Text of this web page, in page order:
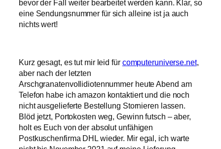
bevor der Fall weiter bearbeitet werden kann. Klar, so
eine Sendungsnummer für sich alleine ist ja auch
nichts wert!
Kurz gesagt, es tut mir leid für computeruniverse.net,
aber nach der letzten
Arschgranatenvollidiotennummer heute Abend am
Telefon habe ich amazon kontaktiert und die noch
nicht ausgelieferte Bestellung Stornieren lassen.
Blöd jetzt, Portokosten weg, Gewinn futsch – aber,
holt es Euch von der absolut unfähigen
Postkuschenfirma DHL wieder. Mir egal, ich warte